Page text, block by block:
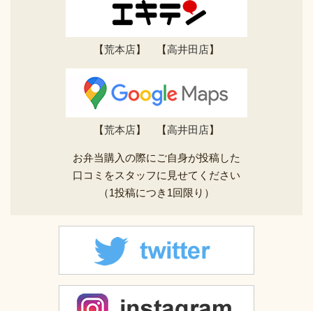
【荒本店】 【高井田店】
【荒本店】 【高井田店】
お弁当購入の際にご自身が投稿した
口コミをスタッフに見せてください
（1投稿につき1回限り）